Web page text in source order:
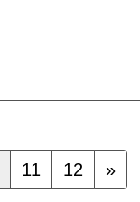
11 12 »